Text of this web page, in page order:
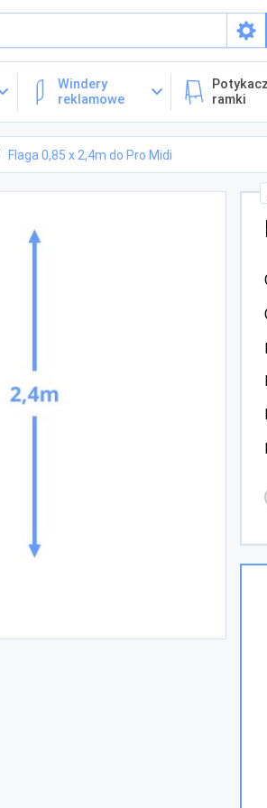
Windery
reklamowe
ramki
Flaga 0,85 x 2,4m do Pro Midi